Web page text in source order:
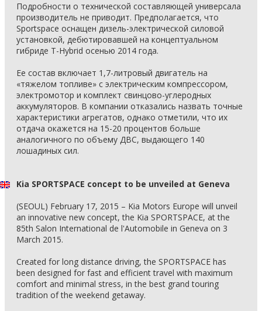
Подробности о технической составляющей универсала
производитель не приводит. Предполагается, что
Sportspace оснащен дизель-электрической силовой
установкой, дебютировавшей на концептуальном
гибриде T-Hybrid осенью 2014 года.
Ее состав включает 1,7-литровый двигатель на
«тяжелом топливе» с электрическим компрессором,
электромотор и комплект свинцово-углеродных
аккумуляторов. В компании отказались назвать точные
характеристики агрегатов, однако отметили, что их
отдача окажется на 15-20 процентов больше
аналогичного по объему ДВС, выдающего 140
лошадиных сил.
Kia SPORTSPACE concept to be unveiled at Geneva
(SEOUL) February 17, 2015 – Kia Motors Europe will unveil
an innovative new concept, the Kia SPORTSPACE, at the
85th Salon International de l'Automobile in Geneva on 3
March 2015.
Created for long distance driving, the SPORTSPACE has
been designed for fast and efficient travel with maximum
comfort and minimal stress, in the best grand touring
tradition of the weekend getaway.